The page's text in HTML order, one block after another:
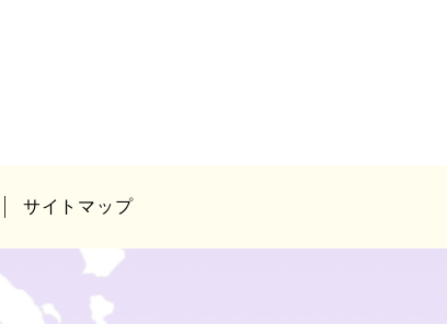
サイトマップ